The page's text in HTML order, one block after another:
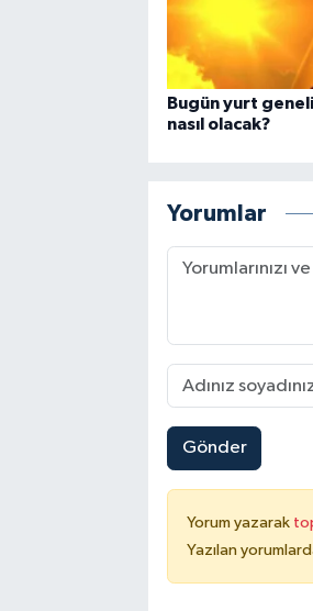
Bugün yurt
nasıl olacak?
Yorumlar
Gönder
Yorum yazarak
Yazılan